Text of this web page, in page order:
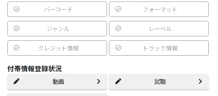
バーコード フォーマット
ジャンル レーベル
クレジット情報 トラック情報
付帯情報登録状況
動画 試聴